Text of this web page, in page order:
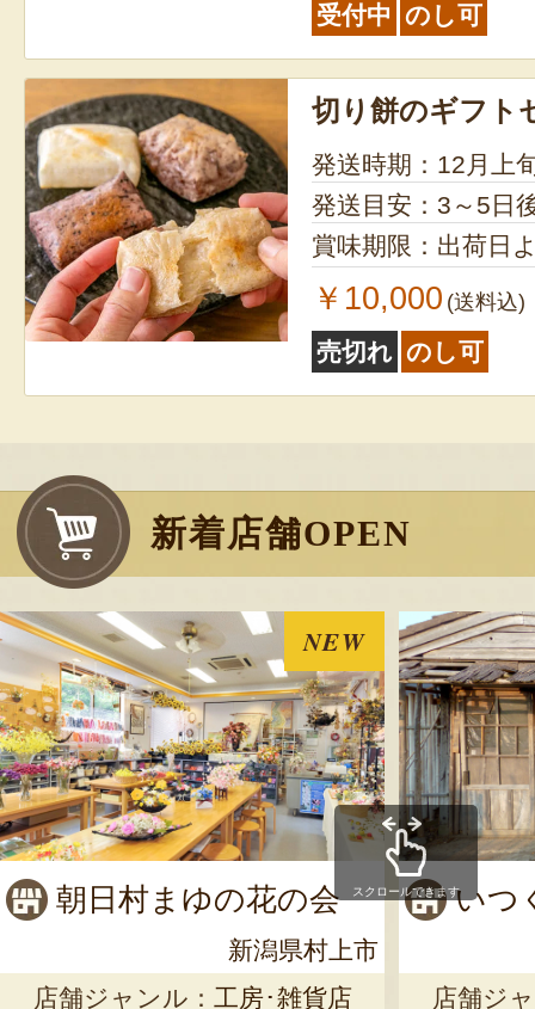
受付中 のし可
切り餅のギフト
発送時期：12月上
発送目安：3～5日
賞味期限：出荷日
￥10,000 (送料込)
売切れ のし可
新着店舗OPEN
NEW
朝日村まゆの花の会
新潟県村上市
店舗ジャンル： 工房･雑貨店
いつ
店舗ジ
スクロールできます